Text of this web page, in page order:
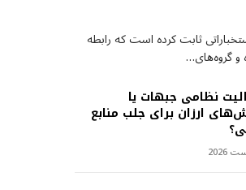
ثابت کرده است که رابطه
و گروه‌های…
نظامی جبهات یا
ارزان برای جلب منابع